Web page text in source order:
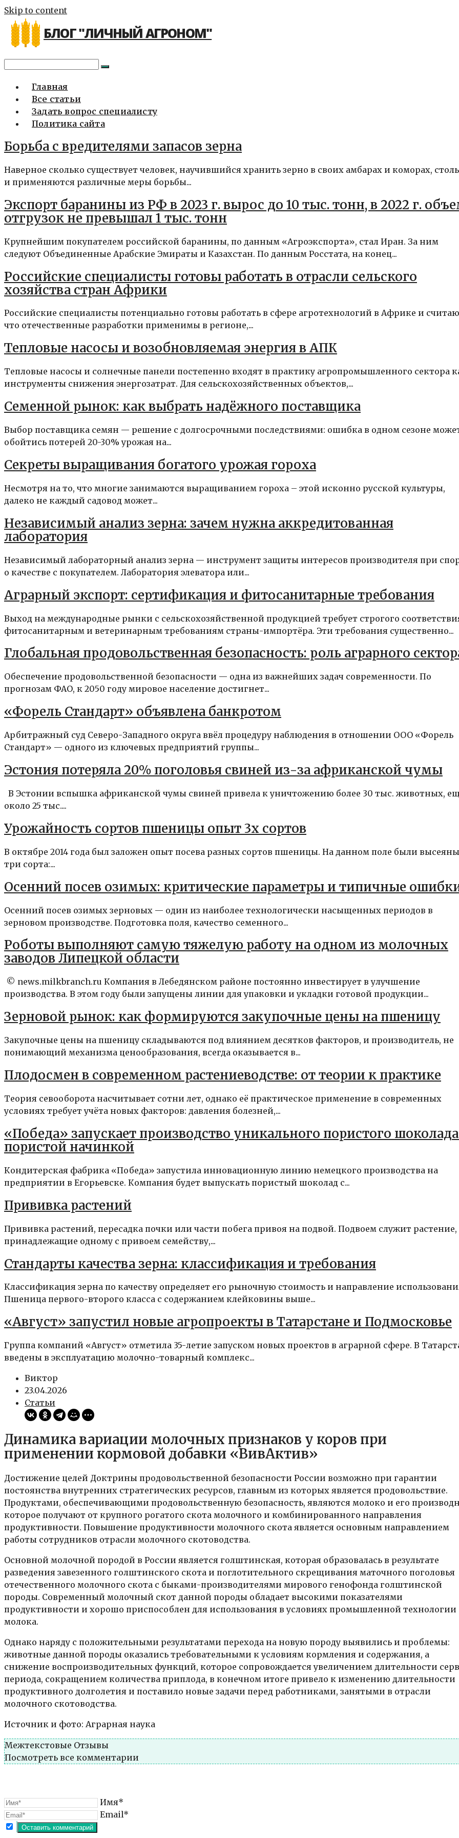
Skip to content
БЛОГ "ЛИЧНЫЙ АГРОНОМ"
Главная
Все статьи
Задать вопрос специалисту
Политика сайта
Борьба с вредителями запасов зерна
Наверное сколько существует человек, научившийся хранить зерно в своих амбарах и коморах,
и применяются различные меры борьбы...
Экспорт баранины из РФ в 2023 г. вырос до 10 тыс. тонн, в 2022 г.
отгрузок не превышал 1 тыс. тонн
Крупнейшим покупателем российской баранины, по данным «Агроэкспорта», стал Иран. За ним
следуют Объединенные Арабские Эмираты и Казахстан. По данным Росстата, на конец...
Российские специалисты готовы работать в отрасли сельского
хозяйства стран Африки
Российские специалисты потенциально готовы работать в сфере агротехнологий в Африке и
что отечественные разработки применимы в регионе,...
Тепловые насосы и возобновляемая энергия в АПК
Тепловые насосы и солнечные панели постепенно входят в практику агропромышленного сектора
инструменты снижения энергозатрат. Для сельскохозяйственных объектов,...
Семенной рынок: как выбрать надёжного поставщика
Выбор поставщика семян — решение с долгосрочными последствиями: ошибка в одном сезоне
обойтись потерей 20-30% урожая на...
Секреты выращивания богатого урожая гороха
Несмотря на то, что многие занимаются выращиванием гороха – этой исконно русской культуры,
далеко не каждый садовод может...
Независимый анализ зерна: зачем нужна аккредитованная
лаборатория
Независимый лабораторный анализ зерна — инструмент защиты интересов производителя при
о качестве с покупателем. Лаборатория элеватора или...
Аграрный экспорт: сертификация и фитосанитарные требования
Выход на международные рынки с сельскохозяйственной продукцией требует строгого
фитосанитарным и ветеринарным требованиям страны-импортёра. Эти требования существенно...
Глобальная продовольственная безопасность: роль аграрного
Обеспечение продовольственной безопасности — одна из важнейших задач современности. По
прогнозам ФАО, к 2050 году мировое население достигнет...
«Форель Стандарт» объявлена банкротом
Арбитражный суд Северо-Западного округа ввёл процедуру наблюдения в отношении ООО «Форель
Стандарт» — одного из ключевых предприятий группы...
Эстония потеряла 20% поголовья свиней из-за африканской чумы
В Эстонии вспышка африканской чумы свиней привела к уничтожению более 30 тыс. животных,
около 25 тыс....
Урожайность сортов пшеницы опыт 3х сортов
В октябре 2014 года был заложен опыт посева разных сортов пшеницы. На данном поле были высеяны
три сорта:...
Осенний посев озимых: критические параметры и типичные
Осенний посев озимых зерновых — один из наиболее технологически насыщенных периодов в
зерновом производстве. Подготовка поля, качество семенного...
Роботы выполняют самую тяжелую работу на одном из молочных
заводов Липецкой области
© news.milkbranch.ru Компания в Лебедянском районе постоянно инвестирует в улучшение
производства. В этом году были запущены линии для упаковки и укладки готовой продукции...
Зерновой рынок: как формируются закупочные цены на пшеницу
Закупочные цены на пшеницу складываются под влиянием десятков факторов, и производитель, не
понимающий механизма ценообразования, всегда оказывается в...
Плодосмен в современном растениеводстве: от теории к практике
Теория севооборота насчитывает сотни лет, однако её практическое применение в современных
условиях требует учёта новых факторов: давления болезней,...
«Победа» запускает производство уникального пористого
пористой начинкой
Кондитерская фабрика «Победа» запустила инновационную линию немецкого производства на
предприятии в Егорьевске. Компания будет выпускать пористый шоколад с...
Прививка растений
Прививка растений, пересадка почки или части побега привоя на подвой. Подвоем служит растение,
принадлежащие одному с привоем семейству,...
Стандарты качества зерна: классификация и требования
Классификация зерна по качеству определяет его рыночную стоимость и направление
Пшеница первого-второго класса с содержанием клейковины выше...
«Август» запустил новые агропроекты в Татарстане и Подмосковье
Группа компаний «Август» отметила 35-летие запуском новых проектов в аграрной сфере. В
введены в эксплуатацию молочно-товарный комплекс...
Виктор
23.04.2026
Статьи
Динамика вариации молочных признаков у коров при
применении кормовой добавки «ВивАктив»
Достижение целей Доктрины продовольственной безопасности России возможно при гарантии
постоянства внутренних стратегических ресурсов, главным из которых является продовольствие.
Продуктами, обеспечивающими продовольственную безопасность, являются молоко и его
которое получают от крупного рогатого скота молочного и комбинированного направления
продуктивности. Повышение продуктивности молочного скота является основным направлением
работы сотрудников отрасли молочного скотоводства.
Основной молочной породой в России является голштинская, которая образовалась в результате
разведения завезенного голштинского скота и поглотительного скрещивания маточного поголовья
отечественного молочного скота с быками-производителями мирового генофонда голштинской
породы. Современный молочный скот данной породы обладает высокими показателями
продуктивности и хорошо приспособлен для использования в условиях промышленной технологии
молока.
Однако наряду с положительными результатами перехода на новую породу выявились и проблемы:
животные данной породы оказались требовательными к условиям кормления и содержания, а
снижение воспроизводительных функций, которое сопровождается увеличением длительности
периода, сокращением количества приплода, в конечном итоге привело к изменению длительности
продуктивного долголетия и поставило новые задачи перед работниками, занятыми в отрасли
молочного скотоводства.
Источник и фото: Аграрная наука
Межтекстовые Отзывы
Посмотреть все комментарии
Имя*
Email*